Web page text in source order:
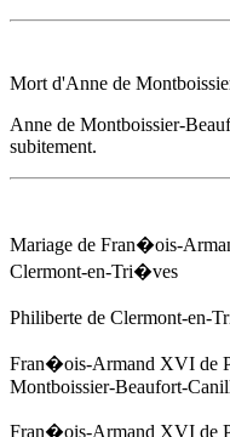
Mort d'Anne de
Anne de Montboissier-
subitement.
Mariage de Fran�ois-
Clermont-en-Tri�ves
Philiberte de Clermont-en-
Fran�ois-Armand XVI de
Montboissier-Beaufort-
Fran�ois-Armand XVI de